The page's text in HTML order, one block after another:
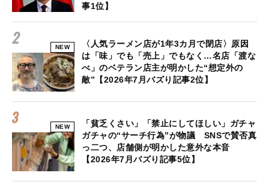
事1位】
NEW
〈人気ラーメン店が1年3カ月で閉店〉原因
は「味」でも「売上」でもなく…名店「渡な
べ」のベテラン店主が明かした“想定外の
敵”【2026年7月バズり記事2位】
NEW
「貧乏くさい」「禁止にしてほしい」ガチャ
ガチャの“サーチ行為”が物議 SNSで賛否真
っ二つ、店舗側が明かした意外な本音
【2026年7月バズり記事5位】